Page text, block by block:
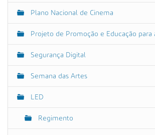
Plano Nacional de Cinema
Projeto de Promoção e Educação para
Segurança Digital
Semana das Artes
LED
Regimento